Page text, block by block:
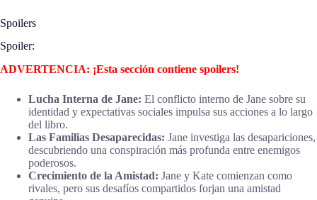
Spoilers
Spoiler:
ADVERTENCIA: ¡Esta sección contiene spoilers!
Lucha Interna de Jane: El conflicto interno de Jane sobre su
identidad y expectativas sociales impulsa sus acciones a lo largo
del libro.
Las Familias Desaparecidas: Jane investiga las desapariciones,
descubriendo una conspiración más profunda entre enemigos
poderosos.
Crecimiento de la Amistad: Jane y Kate comienzan como
rivales, pero sus desafíos compartidos forjan una amistad